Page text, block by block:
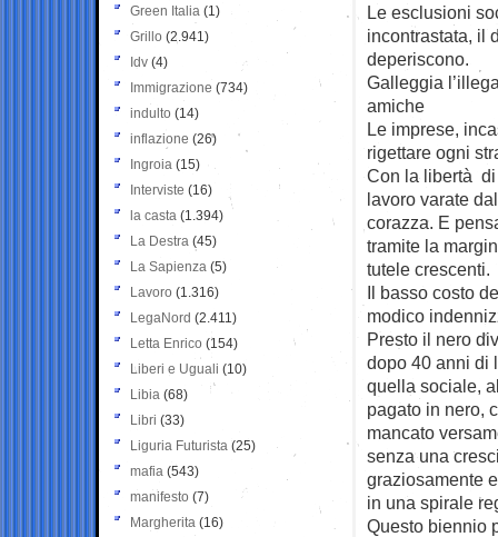
Le esclusioni
incontrastata, il
deperiscono.
Galleggia
amiche
Le imprese,
rigettare ogni
Con la libertà di
lavoro varate
corazza. E
tramite la
tutele crescenti.
Il basso costo
modico
Presto il nero
dopo 40 anni di
quella sociale,
pagato in nero,
mancato
senza una
graziosamente
in una spirale
Questo biennio
Green Italia (1)
Grillo (2.941)
Idv (4)
Immigrazione (734)
indulto (14)
inflazione (26)
Ingroia (15)
Interviste (16)
la casta (1.394)
La Destra (45)
La Sapienza (5)
Lavoro (1.316)
LegaNord (2.411)
Letta Enrico (154)
Liberi e Uguali (10)
Libia (68)
Libri (33)
Liguria Futurista (25)
mafia (543)
manifesto (7)
Margherita (16)